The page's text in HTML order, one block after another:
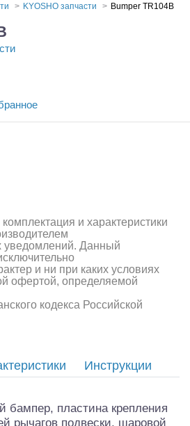
питания
для моделей
KYOSHO запчасти Bumper TR104B
и характеристики
уведомлений. Данный
и ни при каких условиях
офертой, определяемой
кодекса Российской
Инструкции
бампер, пластина крепления
рычагов подвески, шаровой